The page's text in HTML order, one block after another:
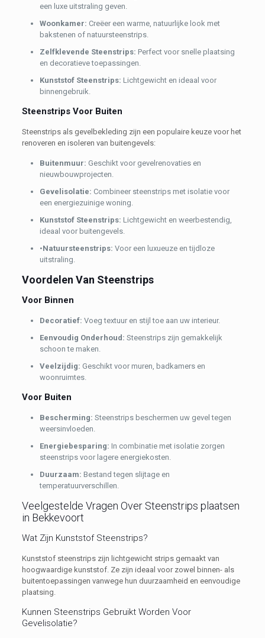
een luxe uitstraling geven.
Woonkamer: Creëer een warme, natuurlijke look met
bakstenen of natuursteenstrips.
Zelfklevende Steenstrips: Perfect voor snelle plaatsing
en decoratieve toepassingen.
Kunststof Steenstrips: Lichtgewicht en ideaal voor
binnengebruik.
Steenstrips Voor Buiten
Steenstrips als gevelbekleding zijn een populaire keuze voor het
renoveren en isoleren van buitengevels:
Buitenmuur: Geschikt voor gevelrenovaties en
nieuwbouwprojecten.
Gevelisolatie: Combineer steenstrips met isolatie voor
een energiezuinige woning.
Kunststof Steenstrips: Lichtgewicht en weerbestendig,
ideaal voor buitengevels.
•Natuursteenstrips: Voor een luxueuze en tijdloze
uitstraling.
Voordelen Van Steenstrips
Voor Binnen
Decoratief: Voeg textuur en stijl toe aan uw interieur.
Eenvoudig Onderhoud: Steenstrips zijn gemakkelijk
schoon te maken.
Veelzijdig: Geschikt voor muren, badkamers en
woonruimtes.
Voor Buiten
Bescherming: Steenstrips beschermen uw gevel tegen
weersinvloeden.
Energiebesparing: In combinatie met isolatie zorgen
steenstrips voor lagere energiekosten.
Duurzaam: Bestand tegen slijtage en
temperatuurverschillen.
Veelgestelde Vragen Over Steenstrips plaatsen
in Bekkevoort
Wat Zijn Kunststof Steenstrips?
Kunststof steenstrips zijn lichtgewicht strips gemaakt van
hoogwaardige kunststof. Ze zijn ideaal voor zowel binnen- als
buitentoepassingen vanwege hun duurzaamheid en eenvoudige
plaatsing.
Kunnen Steenstrips Gebruikt Worden Voor
Gevelisolatie?